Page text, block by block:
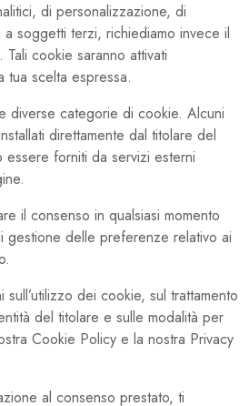
di personalizzazione, di
soggetti terzi, richiediamo invece il
cookie saranno attivati
tua scelta espressa.
diverse categorie di cookie. Alcuni
direttamente dal titolare del
essere forniti da servizi esterni
il consenso in qualsiasi momento
gestione delle preferenze relativo ai
dei cookie, sul trattamento
del titolare e sulle modalità per
Cookie Policy e la nostra Privacy
al consenso prestato, ti